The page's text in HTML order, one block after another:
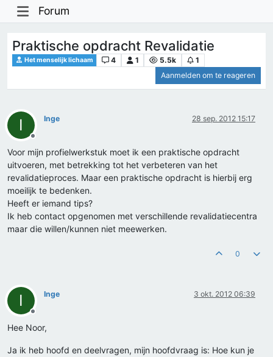
Forum
Praktische opdracht Revalidatie
Het menselijk lichaam 4 1 5.5k
1
Aanmelden om te reageren
I
Offline
Inge 28 sep. 2012 15:17
Voor mijn profielwerkstuk moet ik een praktische opdracht
uitvoeren, met betrekking tot het verbeteren van het
revalidatieproces. Maar een praktische opdracht is hierbij erg
moeilijk te bedenken.
Heeft er iemand tips?
Ik heb contact opgenomen met verschillende revalidatiecentra
maar die willen/kunnen niet meewerken.
0
I
Offline
Inge 3 okt. 2012 06:39
Hee Noor,
Ja ik heb hoofd en deelvragen, mijn hoofdvraag is: Hoe kun je